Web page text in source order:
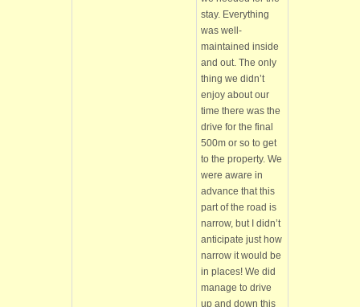
stay. Everything
was well-
maintained inside
and out. The only
thing we didn’t
enjoy about our
time there was the
drive for the final
500m or so to get
to the property. We
were aware in
advance that this
part of the road is
narrow, but I didn’t
anticipate just how
narrow it would be
in places! We did
manage to drive
up and down this